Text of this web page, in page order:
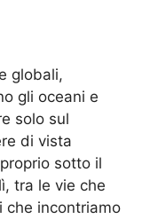
globali,
gli oceani e
solo sul
di vista
sotto il
tra le vie che
che incontriamo